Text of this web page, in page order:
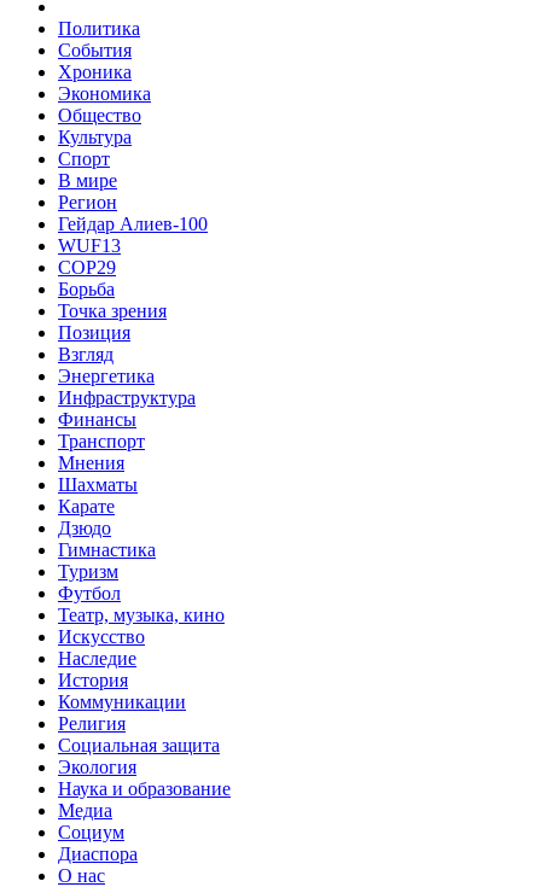
Политика
События
Хроника
Экономика
Общество
Культура
Спорт
В мире
Регион
Гейдар Алиев-100
WUF13
COP29
Борьба
Точка зрения
Позиция
Взгляд
Энергетика
Инфраструктура
Финансы
Транспорт
Мнения
Шахматы
Карате
Дзюдо
Гимнастика
Туризм
Футбол
Театр, музыка, кино
Искусство
Наследие
История
Коммуникации
Религия
Социальная защита
Экология
Наука и образование
Медиа
Социум
Диаспора
О нас